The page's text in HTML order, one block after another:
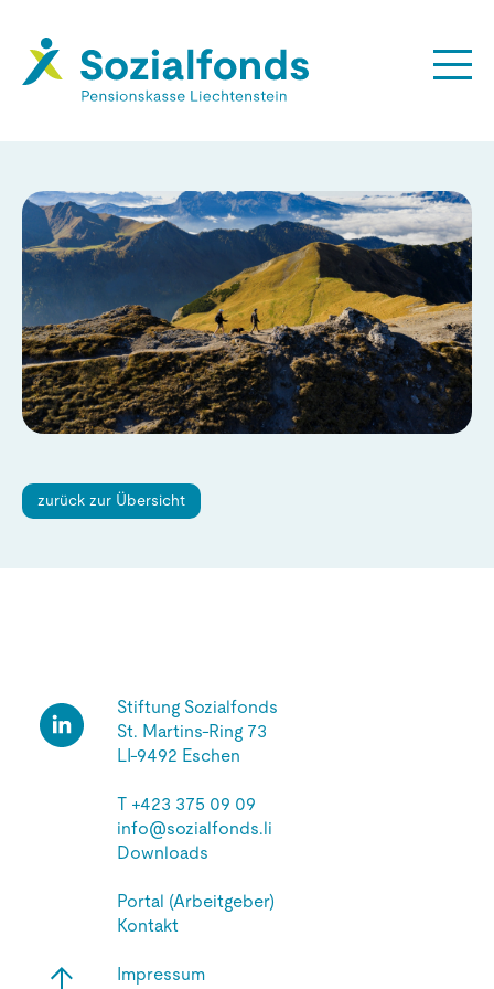
zurück zur Übersicht
Stiftung Sozialfonds
St. Martins-Ring 73
LI-9492 Eschen
T +423 375 09 09
info@sozialfonds.li
Downloads
Portal (Arbeitgeber)
Kontakt
Impressum